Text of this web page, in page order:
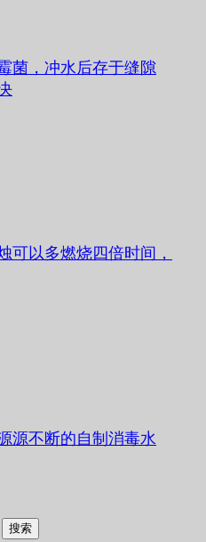
菌，冲水后存于缝隙
可以多燃烧四倍时间，
源不断的自制消毒水